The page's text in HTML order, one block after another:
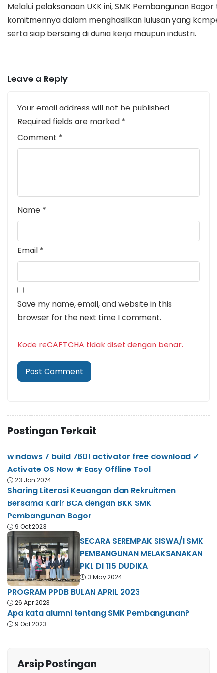
Melalui pelaksanaan UKK ini, SMK Pembangunan
komitmennya dalam menghasilkan lulusan yang
serta siap bersaing di dunia kerja maupun industri.
Leave a Reply
Your email address will not be published.
Required fields are marked *
Comment *
Name *
Email *
Save my name, email, and website in this
browser for the next time I comment.
Kode reCAPTCHA tidak diset dengan benar.
Postingan Terkait
windows 7 build 7601 activator free download ✓
Activate OS Now ★ Easy Offline Tool
23 Jan 2024
Sharing Literasi Keuangan dan Rekruitmen
Bersama Karir BCA dengan BKK SMK
Pembangunan Bogor
9 Oct 2023
SECARA SEREMPAK SISWA/I SMK
PEMBANGUNAN MELAKSANAKAN
PKL DI 115 DUDIKA
3 May 2024
PROGRAM PPDB BULAN APRIL 2023
26 Apr 2023
Apa kata alumni tentang SMK Pembangunan?
9 Oct 2023
Arsip Postingan